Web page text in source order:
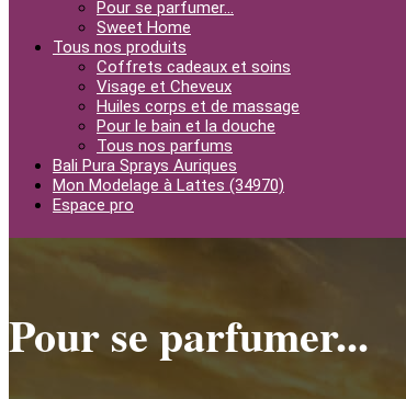
Pour se parfumer…
Sweet Home
Tous nos produits
Coffrets cadeaux et soins
Visage et Cheveux
Huiles corps et de massage
Pour le bain et la douche
Tous nos parfums
Bali Pura Sprays Auriques
Mon Modelage à Lattes (34970)
Espace pro
Pour se parfumer...